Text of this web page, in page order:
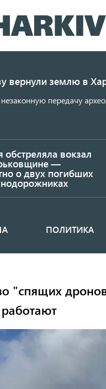
вернули землю в
передачу
обстреляла вокзал
—
о двух погибших
ПОЛИТИКА
"спящих